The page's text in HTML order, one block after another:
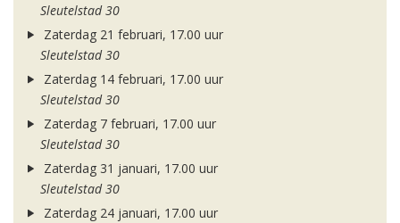
Sleutelstad 30
Zaterdag 21 februari, 17.00 uur
Sleutelstad 30
Zaterdag 14 februari, 17.00 uur
Sleutelstad 30
Zaterdag 7 februari, 17.00 uur
Sleutelstad 30
Zaterdag 31 januari, 17.00 uur
Sleutelstad 30
Zaterdag 24 januari, 17.00 uur